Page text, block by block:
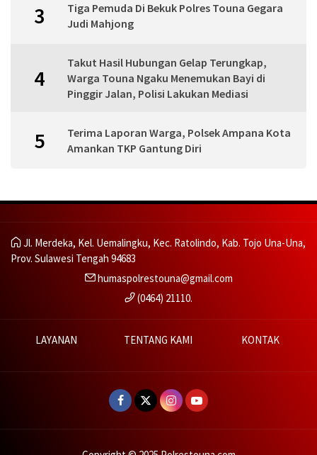
3
Tiga Pemuda Di Bekuk Polres Touna Gegara
Judi Mahjong
4
Takut Hasil Hubungan Gelap Terungkap,
Warga Touna Ngaku Menemukan Bayi di
Pinggir Jalan, Polisi Lakukan Mediasi
5
Terima Laporan Warga, Polsek Ampana Kota
Amankan TKP Gantung Diri
Jl. Merdeka, Kel. Uemalingku, Kec. Ratolindo, Kab. Tojo Una-Una,
Prov. Sulawesi Tengah 94683
humaspolrestouna@gmail.com
(0464) 21110.
LAYANAN TENTANG KAMI KONTAK